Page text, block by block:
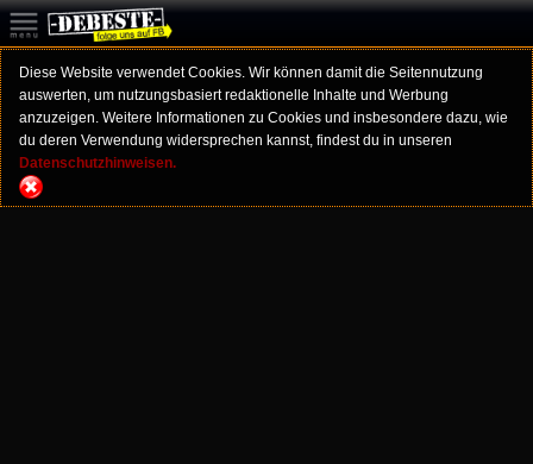
Diese Website verwendet Cookies. Wir können damit die Seitennutzung
auswerten, um nutzungsbasiert redaktionelle Inhalte und Werbung
anzuzeigen. Weitere Informationen zu Cookies und insbesondere dazu, wie
du deren Verwendung widersprechen kannst, findest du in unseren
Datenschutzhinweisen.